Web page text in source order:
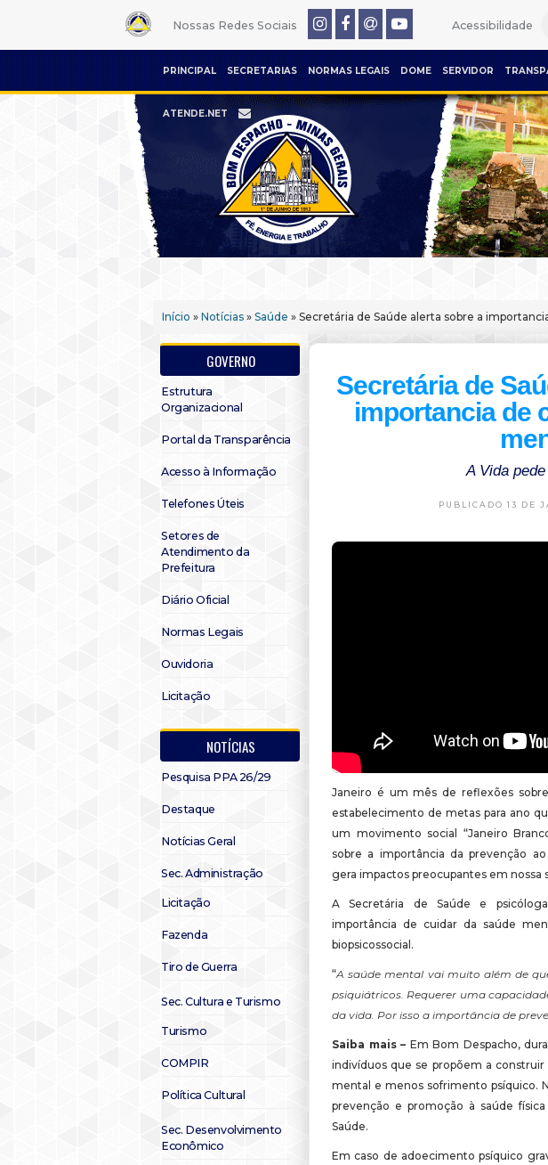
Nossas Redes Sociais Acessibilidade
PRINCIPAL SECRETARIAS NORMAS LEGAIS DOME SERVIDOR
ATENDE.NET
Início » Notícias » Saúde » Secretária de Saúde alerta sobre a
GOVERNO
Estrutura
Organizacional
Portal da Transparência
Acesso à Informação
Telefones Úteis
Setores de
Atendimento da
Prefeitura
Diário Oficial
Normas Legais
Ouvidoria
Licitação
NOTÍCIAS
Pesquisa PPA 26/29
Destaque
Notícias Geral
Sec. Administração
Licitação
Fazenda
Tiro de Guerra
Sec. Cultura e Turismo
Turismo
COMPIR
Política Cultural
Sec. Desenvolvimento
Econômico
Secretária de
importancia de
A Vida
PUBLICADO 13 DE
Janeiro é um mês de reflexões
estabelecimento de metas para ano
um movimento social “Janeiro
sobre a importância da prevenção
gera impactos preocupantes em nossa
A Secretária de Saúde e
importância de cuidar da saúde
biopsicossocial.
“A saúde mental vai muito além de
psiquiátricos. Requerer uma
da vida. Por isso a importância de
Saiba mais – Em Bom Despacho,
indivíduos que se propõem a
mental e menos sofrimento psíquico.
prevenção e promoção à saúde
Saúde.
Em caso de adoecimento psíquico